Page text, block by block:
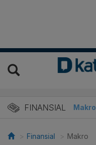
FINANSIAL Makro
Finansial Makro